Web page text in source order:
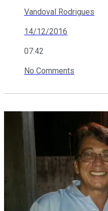
Vandoval Rodrigues
14/12/2016
07:42
No Comments